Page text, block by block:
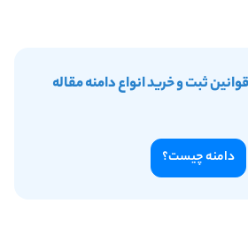
ثبت و خرید انواع دامنه مقاله‌
دامنه چیست؟